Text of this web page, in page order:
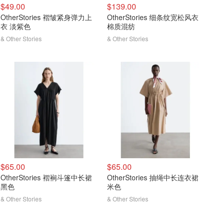
$49.00
OtherStories 褶皱紧身弹力上
衣 淡紫色
& Other Stories
$139.00
OtherStories 细条纹宽松风衣
棉质混纺
& Other Stories
$65.00
OtherStories 褶裥斗篷中长裙
黑色
& Other Stories
$65.00
OtherStories 抽绳中长连衣裙
米色
& Other Stories